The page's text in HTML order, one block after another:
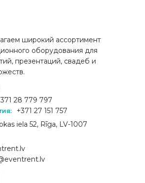
широкий ассортимент
оборудования для
презентаций, свадеб и
28 779 797
+371 27 151 757
iela 52, Rīga, LV-1007